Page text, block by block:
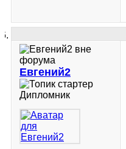
Евгений2
Дипломник